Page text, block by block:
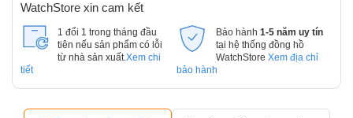
WatchStore xin cam kết
1 đổi 1 trong tháng đầu
tiên nếu sản phẩm có lỗi
từ nhà sản xuất. Xem chi
tiết
Bảo hành 1-5 năm uy tín
tại hệ thống đồng hồ
WatchStore Xem địa chỉ
bảo hành